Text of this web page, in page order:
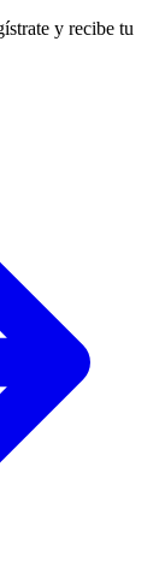
y recibe tu